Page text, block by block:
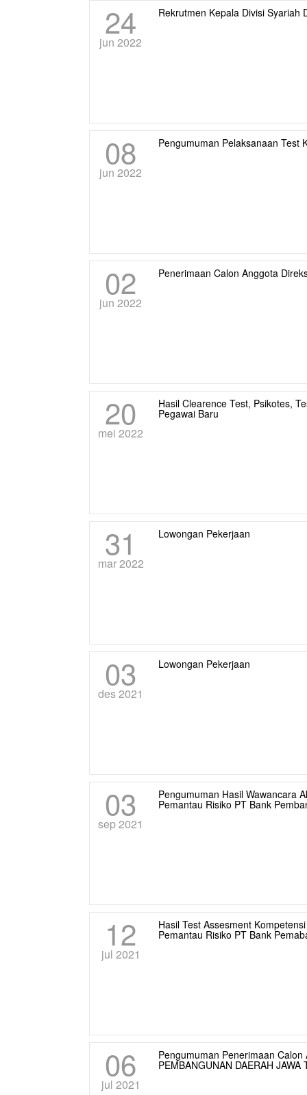
24
jun 2022
Rekrutmen Kepala Divisi Syariah
08
jun 2022
Pengumuman Pelaksanaan Test
02
jun 2022
Penerimaan Calon Anggota
20
mei 2022
Hasil Clearence Test, Psikotes,
Pegawai Baru
31
mar 2022
Lowongan Pekerjaan
03
des 2021
Lowongan Pekerjaan
03
sep 2021
Pengumuman Hasil Wawancara
Pemantau Risiko PT Bank
12
jul 2021
Hasil Test Assesment
Pemantau Risiko PT Bank
06
jul 2021
Pengumuman Penerimaan
PEMBANGUNAN DAERAH JAWA